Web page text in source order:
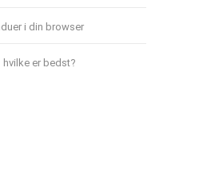
i din browser
hvilke er bedst?